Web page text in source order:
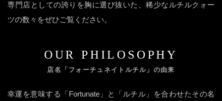
専門店としての誇りを胸に選び抜いた、稀少なルチルクォー
ツの数々をぜひご覧ください。
OUR PHILOSOPHY
店名「フォーチュネイトルチル」の由来
幸運を意味する「Fortunate」と「ルチル」を合わせたその名